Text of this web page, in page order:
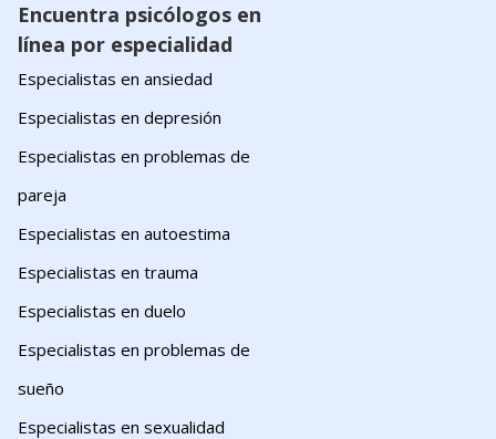
Encuentra psicólogos en
línea por especialidad
Especialistas en ansiedad
Especialistas en depresión
Especialistas en problemas de
pareja
Especialistas en autoestima
Especialistas en trauma
Especialistas en duelo
Especialistas en problemas de
sueño
Especialistas en sexualidad